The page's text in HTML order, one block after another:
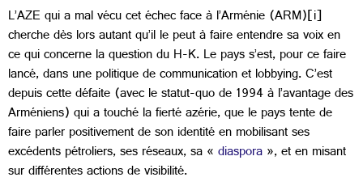
L’AZE qui a mal vécu cet échec face à l’Arménie (ARM)[i]
cherche dès lors autant qu’il le peut à faire entendre sa voix en
ce qui concerne la question du H-K. Le pays s’est, pour ce faire
lancé, dans une politique de communication et lobbying. C’est
depuis cette défaite (avec le statut-quo de 1994 à l’avantage des
Arméniens) qui a touché la fierté azérie, que le pays tente de
faire parler positivement de son identité en mobilisant ses
excédents pétroliers, ses réseaux, sa «diaspora», et en misant
sur différentes actions de visibilité.